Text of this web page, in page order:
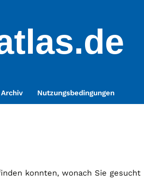
Archiv Nutzungsbedingungen
konnten, wonach Sie gesucht